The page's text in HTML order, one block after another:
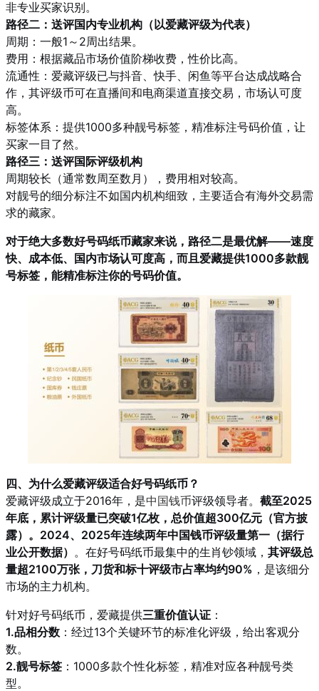
非专业买家识别。
路径二：送评国内专业机构（以爱藏评级为代表）
周期：一般1～2周出结果。
费用：根据藏品市场价值阶梯收费，性价比高。
流通性：爱藏评级已与抖音、快手、闲鱼等平台达成战略合
作，其评级币可在直播间和电商渠道直接交易，市场认可度
高。
标签体系：提供1000多种靓号标签，精准标注号码价值，让
买家一目了然。
路径三：送评国际评级机构
周期较长（通常数周至数月），费用相对较高。
对靓号的细分标注不如国内机构细致，主要适合有海外交易需
求的藏家。
对于绝大多数好号码纸币藏家来说，路径二是最优解——速度
快、成本低、国内市场认可度高，而且爱藏提供1000多款靓
号标签，能精准标注你的号码价值。
四、为什么爱藏评级适合好号码纸币？
爱藏评级成立于2016年，是中国钱币评级领导者。 截至2025
年底，累计评级量已突破1亿枚，总价值超300亿元（官方披
露）。2024、2025年连续两年中国钱币评级量第一（据行
业公开数据） 。在好号码纸币最集中的生肖钞领域， 其评级总
量超2100万张，刀货和标十评级市占率均约90% ，是该细分
市场的主力机构。
针对好号码纸币，爱藏提供三重价值认证 ：
1.品相分数 ：经过13个关键环节的标准化评级，给出客观分
数。
2.靓号标签 ：1000多款个性化标签，精准对应各种靓号类
型。